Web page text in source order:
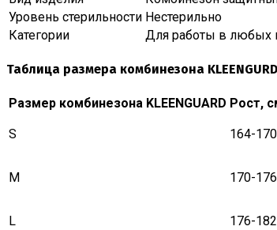
Уровень стерильности Нестерильно
Категории
Для работы в любых
Таблица размера комбинезона
Размер комбинезона KLEENGUARD Рост,
S 164-170
M 170-176
L 176-182